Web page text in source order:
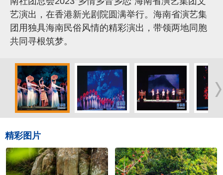
艺演出，在香港新光剧院圆满举行。海南省演艺集
团用独具海南民俗风情的精彩演出，带领两地同胞
共同寻根筑梦。
精彩图片